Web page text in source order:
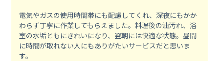
電気やガスの使用時間帯にも配慮してくれ、深夜にもかか
わらず丁寧に作業してもらえました。料理後の油汚れ、浴
室の水垢ともにきれいになり、翌朝には快適な状態。昼間
に時間が取れない人にもありがたいサービスだと思いま
す。